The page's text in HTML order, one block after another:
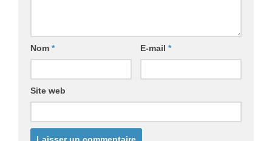
Nom * E-mail *
Site web